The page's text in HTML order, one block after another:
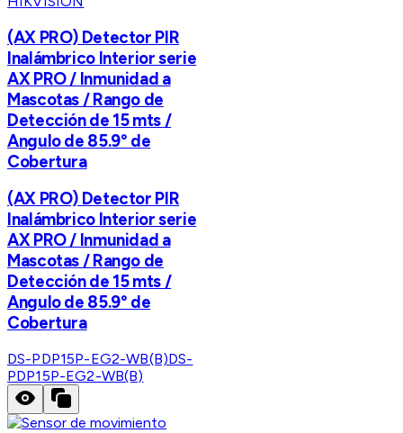
(AX PRO) Detector PIR
Inalámbrico Interior serie
AX PRO / Inmunidad a
Mascotas / Rango de
Detección de 15 mts /
Angulo de 85.9° de
Cobertura
(AX PRO) Detector PIR
Inalámbrico Interior serie
AX PRO / Inmunidad a
Mascotas / Rango de
Detección de 15 mts /
Angulo de 85.9° de
Cobertura
DS-PDP15P-EG2-WB(B)DS-
PDP15P-EG2-WB(B)